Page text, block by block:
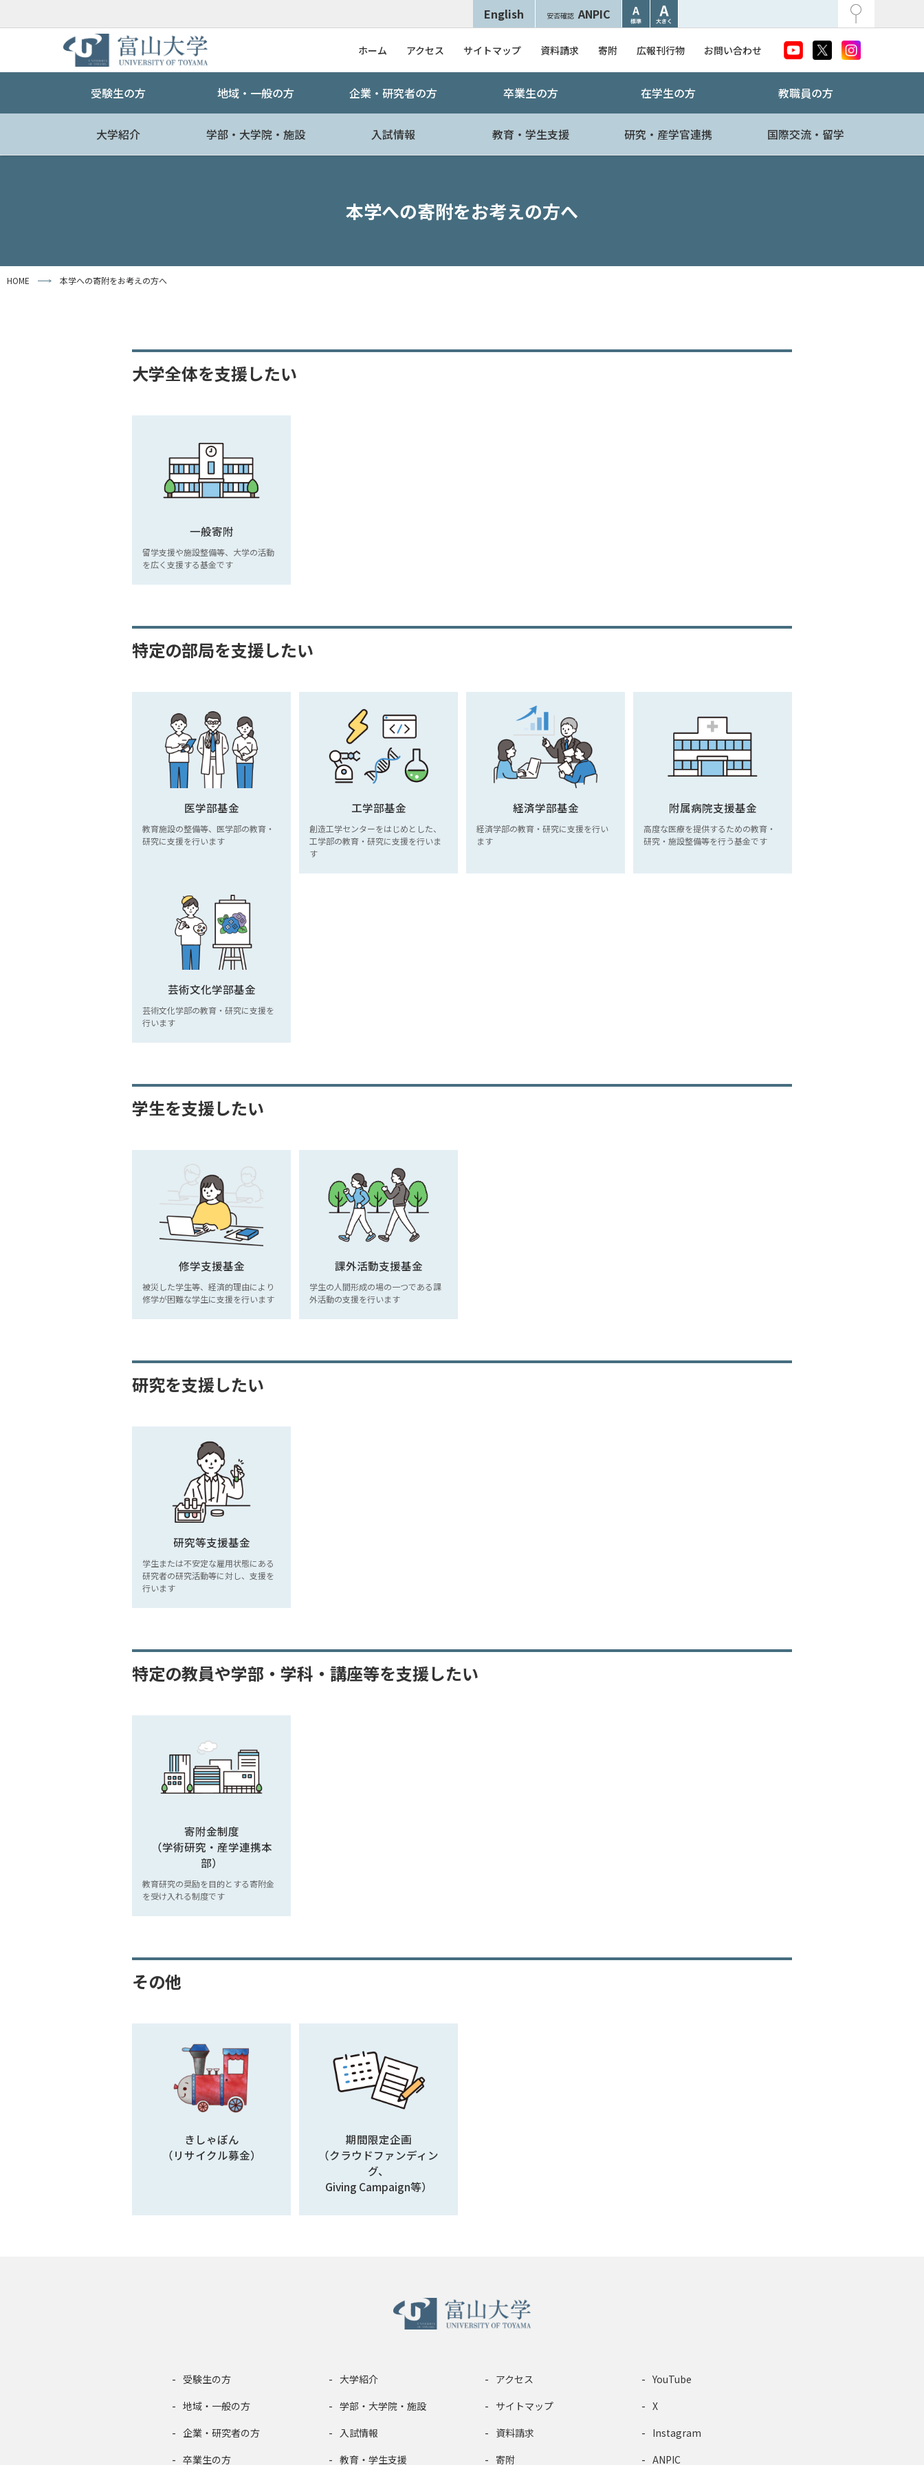
English 安否確認 ANPIC
ホーム アクセス サイトマップ 資料請求 寄附 広報刊行物 お問い合わせ
受験生の方 地域・一般の方 企業・研究者の方 卒業生の方 在学生の方 教職員の方
大学紹介 学部・大学院・施設 入試情報 教育・学生支援 研究・産学官連携 国際交流・留学
本学への寄附をお考えの方へ
HOME 本学への寄附をお考えの方へ
大学全体を支援したい
一般寄附
留学支援や施設整備等、⼤学の活動
を広く支援する基⾦です
特定の部局を支援したい
医学部基金
教育施設の整備等、医学部の教育・
研究に支援を行います
工学部基金
創造工学センターをはじめとした、
工学部の教育・研究に支援を行いま
す
経済学部基金
経済学部の教育・研究に支援を行い
ます
附属病院支援基金
高度な医療を提供するための教育・
研究・施設整備等を行う基金です
芸術文化学部基金
芸術文化学部の教育・研究に支援を
行います
学生を支援したい
修学支援基金
被災した学生等、経済的理由により
修学が困難な学生に支援を行います
課外活動支援基金
学生の人間形成の場の一つである課
外活動の支援を行います
研究を支援したい
研究等支援基金
学生または不安定な雇用状態にある
研究者の研究活動等に対し、支援を
行います
特定の教員や学部・学科・講座等を支援したい
寄附金制度
（学術研究・産学連携本
部）
教育研究の奨励を目的とする寄附金
を受け入れる制度です
その他
きしゃぽん
（リサイクル募金）
期間限定企画
（クラウドファンディン
グ、
Giving Campaign等）
受験生の方
地域・一般の方
企業・研究者の方
卒業生の方
大学紹介
学部・大学院・施設
入試情報
教育・学生支援
アクセス
サイトマップ
資料請求
寄附
YouTube
X
Instagram
ANPIC